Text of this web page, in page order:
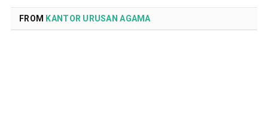
FROM KANTOR URUSAN AGAMA